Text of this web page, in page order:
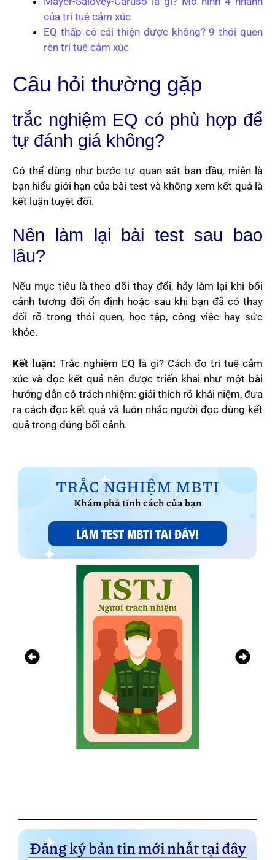
của trí tuệ cảm xúc
EQ thấp có cải thiện được không? 9 thói quen
rèn trí tuệ cảm xúc
Câu hỏi thường gặp
trắc nghiệm EQ có phù hợp để
tự đánh giá không?
Có thể dùng như bước tự quan sát ban đầu, miễn là
bạn hiểu giới hạn của bài test và không xem kết quả là
kết luận tuyệt đối.
Nên làm lại bài test sau bao
lâu?
Nếu mục tiêu là theo dõi thay đổi, hãy làm lại khi bối
cảnh tương đối ổn định hoặc sau khi bạn đã có thay
đổi rõ trong thói quen, học tập, công việc hay sức
khỏe.
Kết luận: Trắc nghiệm EQ là gì? Cách đo trí tuệ cảm
xúc và đọc kết quả nên được triển khai như một bài
hướng dẫn có trách nhiệm: giải thích rõ khái niệm, đưa
ra cách đọc kết quả và luôn nhắc người đọc dùng kết
quả trong đúng bối cảnh.
TRẮC NGHIỆM MBTI
Khám phá tính cách của bạn
LÀM TEST MBTI TẠI ĐÂY!
Đăng ký bản tin mới nhất tại đây